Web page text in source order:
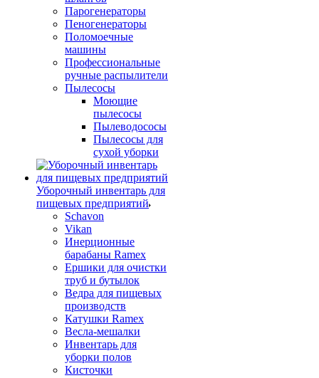
Парогенераторы
Пеногенераторы
Поломоечные
машины
Профессиональные
ручные распылители
Пылесосы
Моющие
пылесосы
Пылеводососы
Пылесосы для
сухой уборки
Уборочный инвентарь для
пищевых предприятий
Schavon
Vikan
Инерционные
барабаны Ramex
Ершики для очистки
труб и бутылок
Ведра для пищевых
производств
Катушки Ramex
Весла-мешалки
Инвентарь для
уборки полов
Кисточки